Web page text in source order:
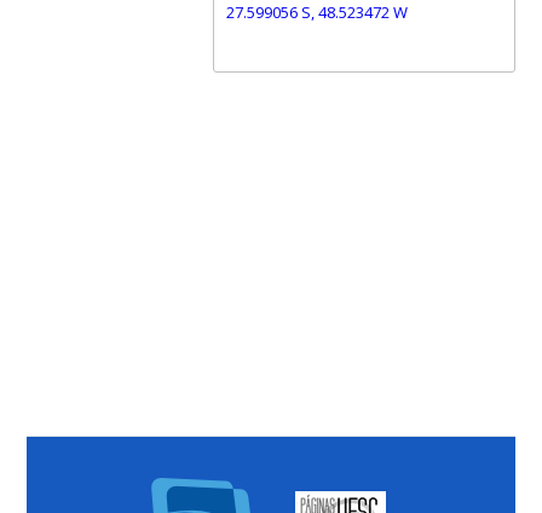
27.599056 S, 48.523472 W